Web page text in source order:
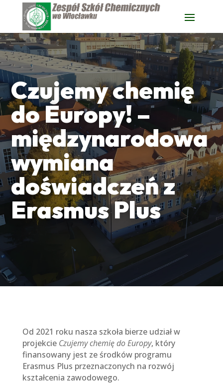
Czujemy chemię
do Europy! –
międzynarodowa
wymiana
doświadczeń z
Erasmus Plus
Od 2021 roku nasza szkoła bierze udział w
projekcie Czujemy chemię do Europy, który
finansowany jest ze środków programu
Erasmus Plus przeznaczonych na rozwój
kształcenia zawodowego.